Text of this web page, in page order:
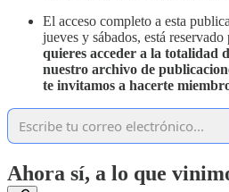
El acceso completo a esta
jueves y sábados, está
quieres acceder a la totalidad
nuestro archivo de
te invitamos a hacerte
Ahora sí, a lo que